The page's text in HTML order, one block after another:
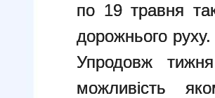
по 19 травня
дорожнього руху.
Упродовж
можливість